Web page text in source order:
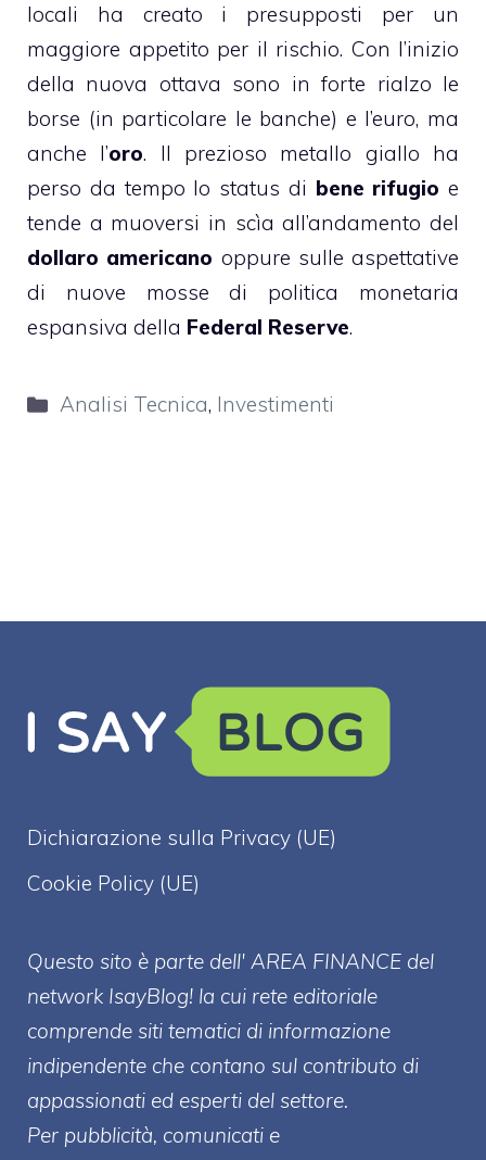
locali ha creato i presupposti per un
maggiore appetito per il rischio. Con l’inizio
della nuova ottava sono in forte rialzo le
borse (in particolare le banche) e l’euro, ma
anche l’oro. Il prezioso metallo giallo ha
perso da tempo lo status di bene rifugio e
tende a muoversi in scìa all’andamento del
dollaro americano oppure sulle aspettative
di nuove mosse di politica monetaria
espansiva della Federal Reserve.
Categorie
Analisi Tecnica, Investimenti
Dichiarazione sulla Privacy (UE)
Cookie Policy (UE)
Questo sito è parte dell' AREA FINANCE del
network IsayBlog! la cui rete editoriale
comprende siti tematici di informazione
indipendente che contano sul contributo di
appassionati ed esperti del settore.
Per pubblicità, comunicati e